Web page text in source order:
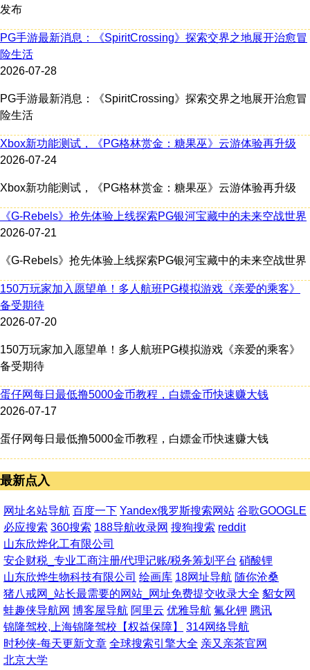
发布
PG手游最新消息：《SpiritCrossing》探索交界之地展开治愈冒
险生活
2026-07-28
PG手游最新消息：《SpiritCrossing》探索交界之地展开治愈冒
险生活
Xbox新功能测试，《PG格林赏金：糖果巫》云游体验再升级
2026-07-24
Xbox新功能测试，《PG格林赏金：糖果巫》云游体验再升级
《G-Rebels》抢先体验上线探索PG银河宝藏中的未来空战世界
2026-07-21
《G-Rebels》抢先体验上线探索PG银河宝藏中的未来空战世界
150万玩家加入愿望单！多人航班PG模拟游戏《亲爱的乘客》
备受期待
2026-07-20
150万玩家加入愿望单！多人航班PG模拟游戏《亲爱的乘客》
备受期待
蛋仔网每日最低撸5000金币教程，白嫖金币快速赚大钱
2026-07-17
蛋仔网每日最低撸5000金币教程，白嫖金币快速赚大钱
最新点入
网址名站导航 百度一下 Yandex俄罗斯搜索网站 谷歌GOOGLE
必应搜索 360搜索 188导航收录网 搜狗搜索 reddit
山东欣烨化工有限公司
安企财税_专业工商注册/代理记账/税务筹划平台 硝酸锂
山东欣烨生物科技有限公司 绘画库 18网址导航 随你沧桑
猪八戒网_站长最需要的网站_网址免费提交收录大全 貂女网
蛙趣侠导航网 博客屋导航 阿里云 优雅导航 氟化钾 腾讯
锦隆驾校,上海锦隆驾校【权益保障】
314网络导航
时秒侠-每天更新文章 全球搜索引擎大全 亲又亲茶官网
北京大学